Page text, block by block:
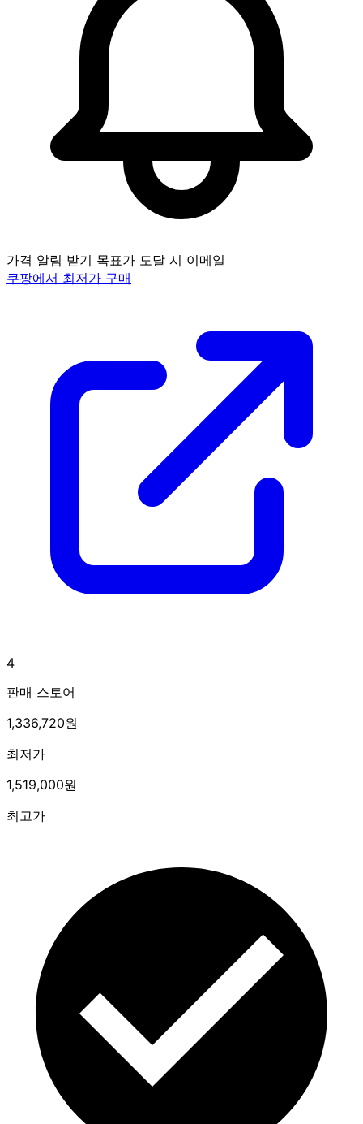
가격 알림 받기 목표가 도달 시 이메일
쿠팡에서 최저가 구매
4
판매 스토어
1,336,720원
최저가
1,519,000원
최고가